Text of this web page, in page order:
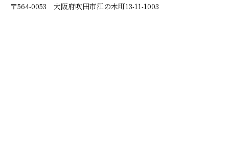
〒564-0053 大阪府吹田市江の木町13-11-1003